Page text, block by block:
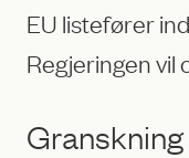
EU listefører
Regjeringen
Granskning